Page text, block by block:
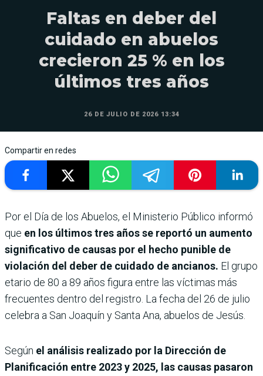
Faltas en deber del
cuidado en abuelos
crecieron 25 % en los
últimos tres años
26 DE JULIO DE 2026 13:34
Compartir en redes
Por el Día de los Abuelos, el Ministerio Público informó
que en los últimos tres años se reportó un aumento
significativo de causas por el hecho punible de
violación del deber de cuidado de ancianos. El grupo
etario de 80 a 89 años figura entre las víctimas más
frecuentes dentro del registro. La fecha del 26 de julio
celebra a San Joaquín y Santa Ana, abuelos de Jesús.
Según el análisis realizado por la Dirección de
Planificación entre 2023 y 2025, las causas pasaron